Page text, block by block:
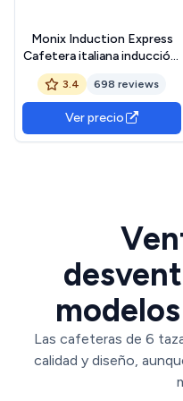
Monix Induction Express
Cafetera italiana inducción,
aluminio, capacidad 6 tazas,
color plata
3.4 698 reviews
Ver precio
Las cafeteras de 6
calidad y diseño,